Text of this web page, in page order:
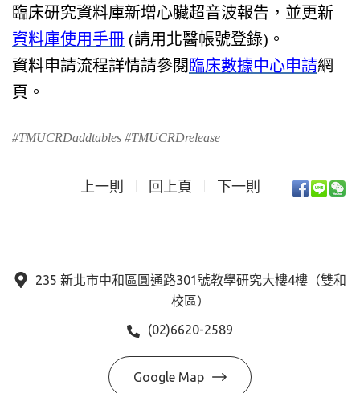
臨床研究資料庫新增心臟超音波報告，並更新
資料庫使用手冊 (請用北醫帳號登錄)。
資料申請流程詳情請參閱 臨床數據中心申請網
頁。
#TMUCRDaddtables #TMUCRDrelease
上一則 回上頁 下一則
235 新北市中和區圓通路301號教學研究大樓4樓（雙和
校區）
(02)6620-2589
Google Map